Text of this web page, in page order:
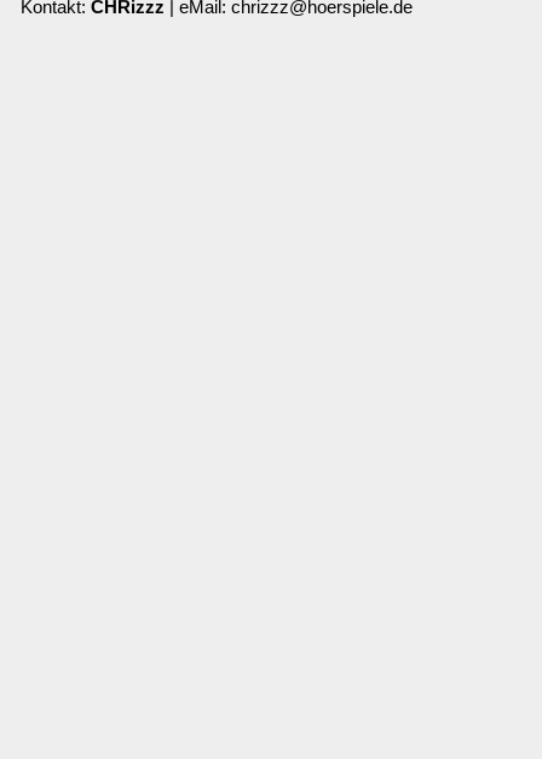
Kontakt: CHRizzz | eMail: chrizzz@hoerspiele.de